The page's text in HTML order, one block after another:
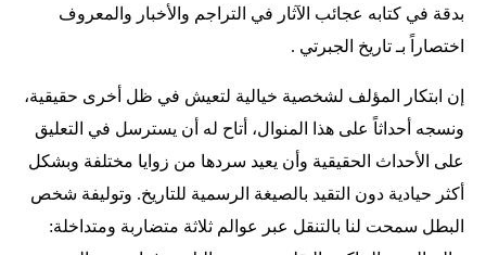
بدقة في كتابه عجائب الآثار في التراجم والأخبار والمعروف
اختصاراً بـ تاريخ الجبرتي .
إن ابتكار المؤلف لشخصية خيالية لتعيش في ظل أخرى حقيقية،
ونسجه أحداثاً على هذا المنوال، أتاح له أن يسترسل في التعليق
على الأحداث الحقيقية وأن يعيد سردها من زوايا مختلفة وبشكل
أكثر حيادية دون التقيد بالصيغة الرسمية للتاريخ. وتوليفة شخص
البطل سمحت لنا بالتنقل عبر عوالم ثلاثة متضاربة ومتداخلة: